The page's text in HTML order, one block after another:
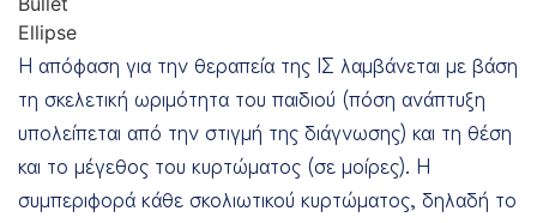
Η απόφαση για την θεραπεία της ΙΣ λαμβάνεται με βάση
τη σκελετική ωριμότητα του παιδιού (πόση ανάπτυξη
υπολείπεται από την στιγμή της διάγνωσης) και τη θέση
και το μέγεθος του κυρτώματος (σε μοίρες). Η
συμπεριφορά κάθε σκολιωτικού κυρτώματος, δηλαδή το